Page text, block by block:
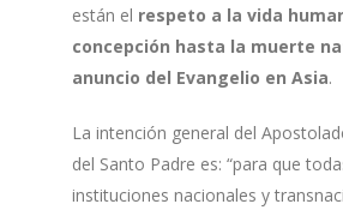
están el respeto a la vida
concepción hasta la muerte
anuncio del Evangelio en Asia.
La intención general del
del Santo Padre es: “para que
instituciones nacionales y